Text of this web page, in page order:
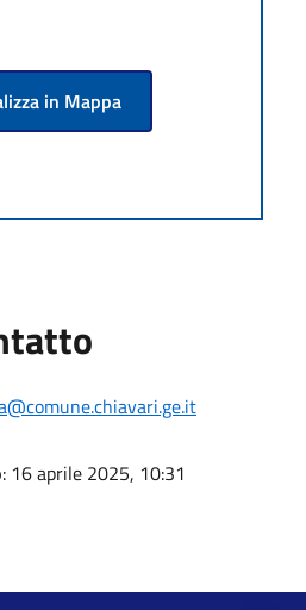
in Mappa
: 16 aprile 2025, 10:31